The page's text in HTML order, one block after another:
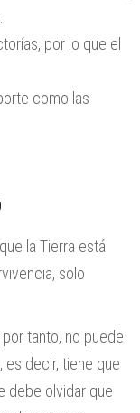
por lo que el
como las
la Tierra está
solo
tanto, no puede
es decir, tiene que
debe olvidar que